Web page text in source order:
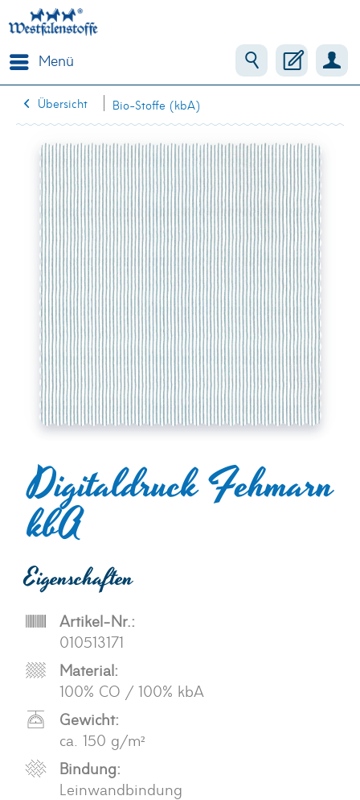
Menü
Übersicht Bio-Stoffe (kbA)
Digitaldruck Fehmarn
kbA
Eigenschaften
Artikel-Nr.:
010513171
Material:
100% CO / 100% kbA
Gewicht:
ca. 150 g/m²
Bindung:
Leinwandbindung